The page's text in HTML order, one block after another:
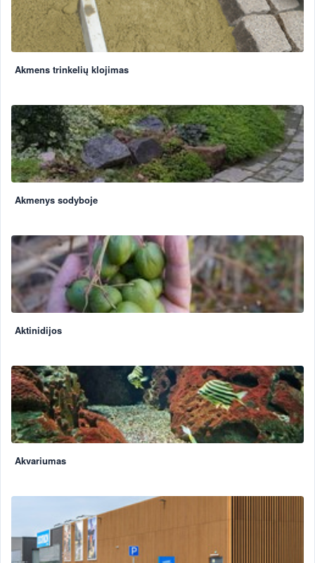
Akmens trinkelių klojimas
Akmenys sodyboje
Aktinidijos
Akvariumas